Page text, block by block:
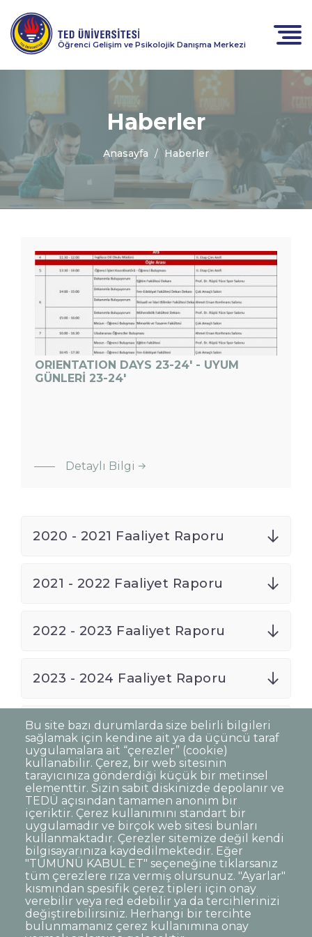
Öğrenci Gelişim ve Psikolojik Danışma Merkezi
Haberler
Anasayfa Haberler
ORIENTATION
UYUM
GÜNLERİ 23-
24&#039;
ORIENTATION DAYS 23-24' - UYUM
GÜNLERİ 23-24'
Detaylı Bilgi
DAYS 23-
24&#039;
2020 - 2021 Faaliyet Raporu
2021 - 2022 Faaliyet Raporu
2022 - 2023 Faaliyet Raporu
2023 - 2024 Faaliyet Raporu
2024 - 2025 Faaliyet Raporu
Bu site bazı durumlarda size belirli bilgileri
sağlamak için kendine ait ya da üçüncü taraf
uygulamalara ait “çerezler” (cookie)
kullanabilir. Çerez, bir web sitesinin
tarayıcınıza gönderdiği küçük bir metinsel
elementtir. Sizin sabit diskinizde depolanır ve
TEDÜ açısından tamamen anonim bir
içeriktir. Çerez kullanımını standart bir
uygulamadır ve birçok web sitesi bunları
kullanmaktadır. Çerezler sitemize değil kendi
bilgisayarınıza kaydedilmektedir. Eğer
"TÜMÜNÜ KABUL ET" seçeneğine tıklarsanız
tüm çerezlere rıza vermiş olursunuz. "Ayarlar"
kısmından spesifik çerez tipleri için onay
verebilir veya red edebilir ya da tercihlerinizi
değiştirebilirsiniz. Herhangi bir tercihte
bulunmamanız çerez kullanımına onay
Dipnot
Sıkça Sorulan Sorular
Kişisel Verilerin Korunması
Gizlilik Politikası
Sorumluluk Reddi
Açık Rıza
Kurumsal Kimlik
© TED Üniversitesi. Ziya Gökalp Caddesi No:48 06420, Kolej
Çankaya ANKARA